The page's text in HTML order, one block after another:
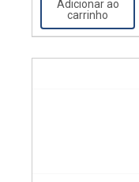
Adicionar ao
carrinho